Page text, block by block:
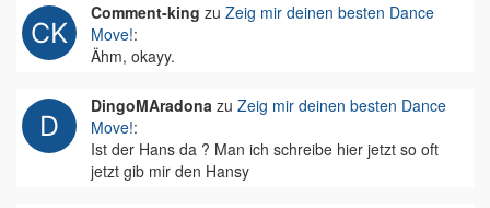
Comment-king zu Zeig mir deinen besten Dance
Move!:
Ähm, okayy.
DingoMAradona zu Zeig mir deinen besten Dance
Move!:
Ist der Hans da ? Man ich schreibe hier jetzt so oft
jetzt gib mir den Hansy